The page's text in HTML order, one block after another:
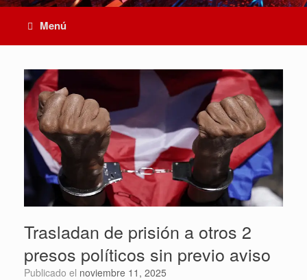
Menú
Trasladan de prisión a otros 2
presos políticos sin previo aviso
Publicado el noviembre 11, 2025